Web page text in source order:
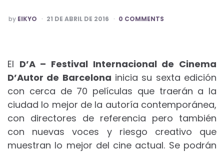
POSTED
BY
by EIKYO 21 DE ABRIL DE 2016 0 COMMENTS
El D’A – Festival Internacional de Cinema
D’Autor de Barcelona inicia su sexta edición
con cerca de 70 películas que traerán a la
ciudad lo mejor de la autoría contemporánea,
con directores de referencia pero también
con nuevas voces y riesgo creativo que
muestran lo mejor del cine actual. Se podrán